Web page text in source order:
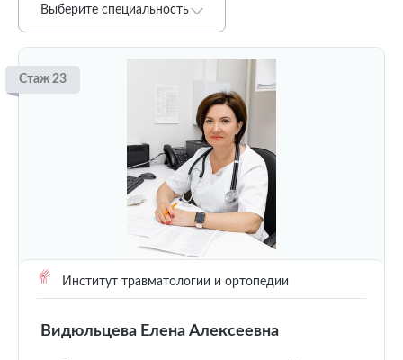
Выберите специальность
Стаж 23
Институт травматологии и ортопедии
Видюльцева Елена Алексеевна